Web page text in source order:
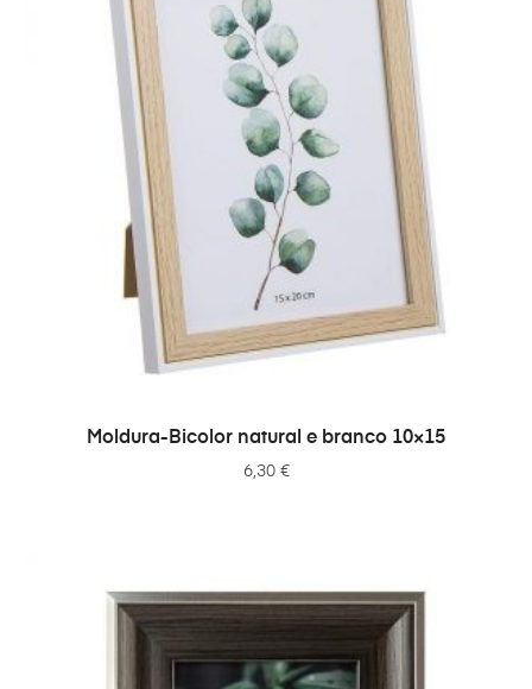
ADICIONAR
Moldura-Bicolor natural e branco 10×15
6,30 €